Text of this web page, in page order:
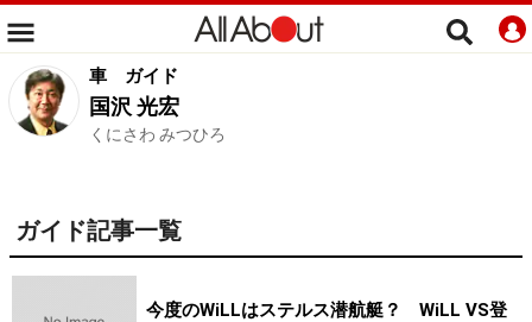
車 ガイド
国沢 光宏
くにさわ みつひろ
ガイド記事一覧
今度のWiLLはステルス潜航艇？ WiLL VS登